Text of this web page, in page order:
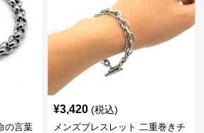
の言葉
¥3,420 (税込)
メンズブレスレット 二重巻きチ